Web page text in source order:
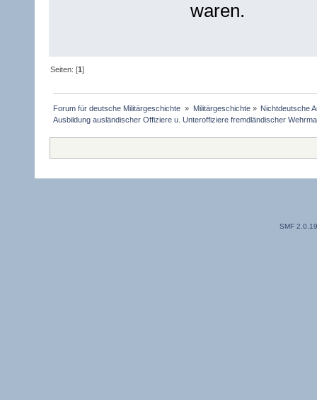
waren.
Seiten: [1]
Forum für deutsche Militärgeschichte » Militärgeschichte» Nichtdeutsche
Ausbildung ausländischer Offiziere u. Unteroffiziere fremdländischer
SMF 2.0.19